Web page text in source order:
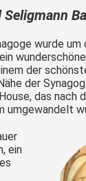
Seligmann
wurde um
der
der
das nach
umgewandelt
ein